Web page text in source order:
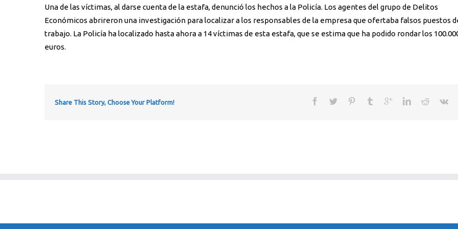
Una de las víctimas, al darse cuenta de la estafa, denunció los hechos a la Policía. Los agentes del grupo de Delitos
Económicos abrireron una investigación para localizar a los responsables de la empresa que ofertaba falsos puestos
trabajo. La Policía ha localizado hasta ahora a 14 víctimas de esta estafa, que se estima que ha podido rondar los
euros.
Share This Story, Choose Your Platform!